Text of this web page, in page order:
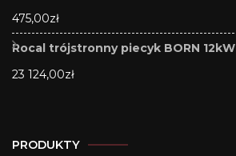
475,00zł
Rocal trójstronny piecyk BORN 12kW
23 124,00zł
PRODUKTY